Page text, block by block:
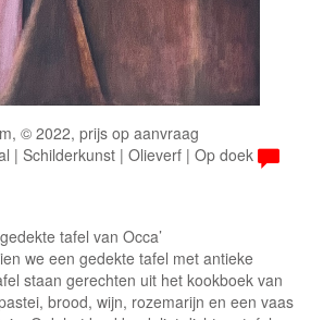
© 2022, prijs op aanvraag
| Schilderkunst | Olieverf | Op doek
gedekte tafel van Occa’
we een gedekte tafel met antieke
staan gerechten uit het kookboek van
brood, wijn, rozemarijn en een vaas